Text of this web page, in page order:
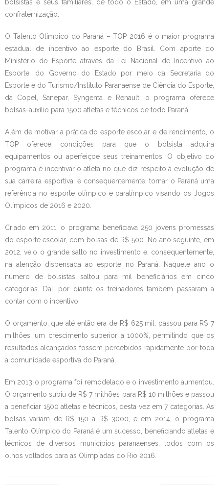
Contato
bolsistas e seus familiares, de todo o Estado, em uma grande
confraternização.
O Talento Olímpico do Paraná – TOP 2016 é o maior programa
estadual de incentivo ao esporte do Brasil. Com aporte do
Ministério do Esporte através da Lei Nacional de Incentivo ao
Esporte, do Governo do Estado por meio da Secretaria do
Esporte e do Turismo/Instituto Paranaense de Ciência do Esporte,
da Copel, Sanepar, Syngenta e Renault, o programa oferece
bolsas-auxílio para 1500 atletas e técnicos de todo Paraná.
Além de motivar a prática do esporte escolar e de rendimento, o
TOP oferece condições para que o bolsista adquira
equipamentos ou aperfeiçoe seus treinamentos. O objetivo do
programa é incentivar o atleta no que diz respeito à evolução de
sua carreira esportiva, e consequentemente, tornar o Paraná uma
referência no esporte olímpico e paralímpico visando os Jogos
Olímpicos de 2016 e 2020.
Criado em 2011, o programa beneficiava 250 jovens promessas
do esporte escolar, com bolsas de R$ 500. No ano seguinte, em
2012, veio o grande salto no investimento e, consequentemente,
na atenção dispensada ao esporte no Paraná. Naquele ano o
número de bolsistas saltou para mil beneficiários em cinco
categorias. Dali por diante os treinadores também passaram a
contar com o incentivo.
O orçamento, que até então era de R$ 625 mil, passou para R$ 7
milhões, um crescimento superior a 1000%, permitindo que os
resultados alcançados fossem percebidos rapidamente por toda
a comunidade esportiva do Paraná.
Em 2013 o programa foi remodelado e o investimento aumentou.
O orçamento subiu de R$ 7 milhões para R$ 10 milhões e passou
a beneficiar 1500 atletas e técnicos, desta vez em 7 categorias. As
bolsas variam de R$ 150 a R$ 3000, e em 2014, o programa
Talento Olímpico do Paraná é um sucesso, beneficiando atletas e
técnicos de diversos municípios paranaenses, todos com os
olhos voltados para as Olimpíadas do Rio 2016.